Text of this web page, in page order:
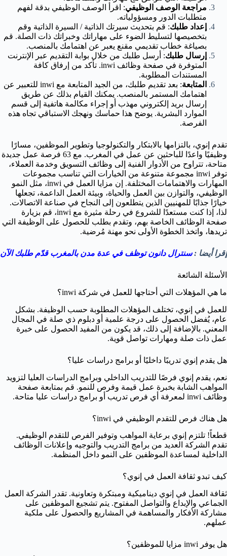
مراجعة الوصف الوظيفي: اقرأ الوصف الوظيفي بدقة لفهم
متطلبات الدور ومسؤولياته.
إعداد طلبك: قم بتحديث سيرتك الذاتية / السيرة الذاتية وقم
بتخصيصها لتسليط الضوء على مهاراتك وخبراتك ذات الصلة. قم
بصياغة خطاب تقديمي مقنع يعبر عن اهتمامك بالمنصب.
إرسال طلبك: أرسل طلبك من خلال بوابة التقديم عبر الإنترنت
المتوفرة في صفحة وظائف inwi. تأكد من إرفاق كافة
المستندات المطلوبة.
المتابعة
: بعد تقديم طلبك، من الجيد المتابعة مع inwi للتعبير عن
اهتمامك المستمر بالمنصب. يمكنك القيام بذلك عن طريق
إرسال بريد إلكتروني مهذب أو إجراء مكالمة هاتفية إلى قسم
الموارد البشرية. يوضح هذا حماسك ونهجك الاستباقي تجاه هذه
الفرصة.
تقدم إنوي، بالتزامها بالابتكار والتكنولوجيا وتطوير الموظفين، مسارًا
وظيفيًا واعدًا للباحثين عن عمل في المغرب. مع 63 فرصة عمل جديدة
متاحة، تتراوح من الأدوار الفنية إلى وظائف التسويق وخدمة العملاء،
توفر inwi مجموعة متنوعة من الخيارات التي تناسب مجموعات
المهارات والاهتمامات المختلفة. إن مزايا العمل في inwi، مثل النمو
الوظيفي، والتوازن بين العمل والحياة، وبيئة العمل الداعمة، تجعلها
خيارًا جذابًا للمهنيين الذين يتطلعون إلى النجاح في صناعة الاتصالات.
لذا، إذا كنت مستعدًا للشروع في رحلة مثيرة مع inwi، قم بزيارة
صفحة الوظائف الخاصة بهم، وتقدم بطلب للحصول على الوظيفة التي
تريدها، واتخذ الخطوة الأولى نحو مهنة مُرضية.
إقرا أيضا :سنترال دانون توظف في عدة مدن بالمغرب قدّم طلبك الآن
الأسئلة الشائعة
ما هي المؤهلات التي أحتاجها للعمل في شركة inwi؟
للعمل في إنوي، تختلف المؤهلات المطلوبة حسب الوظيفة. بشكل
عام، يُفضل الحصول على درجة علمية أو دبلوم ذي صلة في المجال
المعني. بالإضافة إلى ذلك، قد يكون من المفيد الحصول على خبرة
عمل ذات صلة ومهارات تواصل قوية.
هل يقدم إنوي تدريبًا داخليًا أو برامج دراسات عليا؟
نعم، يقدم إنوي فرصًا للتدريب الداخلي وبرامج الدراسات العليا لتزويد
المواهب الشابة بخبرة عمل قيمة وفرص للنمو. قم بمتابعة صفحة
وظائف inwi لمعرفة أي فرص تدريب أو برامج دراسات عليا متاحة.
هل هناك فرص للتقدم الوظيفي في inwi؟
قطعاً! تلتزم إنوي برعاية المواهب وتوفير الفرص للتقدم الوظيفي.
تقدم الشركة العديد من برامج التدريب والتوجيه وإعلانات الوظائف
الداخلية لمساعدة الموظفين على النمو داخل المنظمة.
كيف تبدو ثقافة العمل في إنوي؟
ثقافة العمل في إنوي ديناميكية ومبتكرة وتعاونية. تقدر الشركة العمل
الجماعي والإبداع والتواصل المفتوح. يتم تشجيع الموظفين على
مشاركة الأفكار والمساهمة في المشاريع والحصول على ملكية
عملهم.
هل يوفر inwi مزايا للموظفين؟